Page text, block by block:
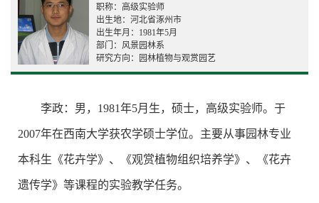
职称：高级实验师
出生地：河北省涿州市
出生年月：1981年5月
部门：风景园林系
研究方向：园林植物与观赏园艺
李政：男，1981年5月生，硕士，高级实验师。于
2007年在西南大学获农学硕士学位。主要从事园林专业
本科生《花卉学》、《观赏植物组织培养学》、《花卉
遗传学》等课程的实验教学任务。